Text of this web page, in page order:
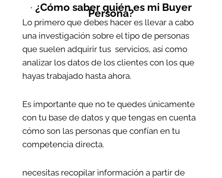
· ¿Cómo saber quién es mi Buyer
Persona?
Lo primero que debes hacer es llevar a cabo
una investigación sobre el tipo de personas
que suelen adquirir tus servicios, así como
analizar los datos de los clientes con los que
hayas trabajado hasta ahora.
Es importante que no te quedes únicamente
con tu base de datos y que tengas en cuenta
cómo son las personas que confían en tu
competencia directa.
necesitas recopilar información a partir de